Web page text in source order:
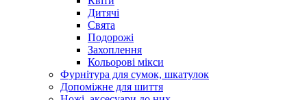
Дитячі
Свята
Подорожі
Захоплення
Кольорові мікси
Фурнітура для сумок, шкатулок
Допоміжне для шиття